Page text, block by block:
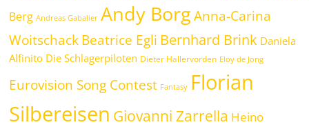
Berg Andreas Gabalier Andy Borg Anna-Carina
WoitschackBeatrice Egli Bernhard Brink Daniela
Alfinito Die Schlagerpiloten Dieter Hallervorden Eloy de Jong
Eurovision Song Contest Fantasy Florian
Silbereisen Giovanni Zarrella Heino